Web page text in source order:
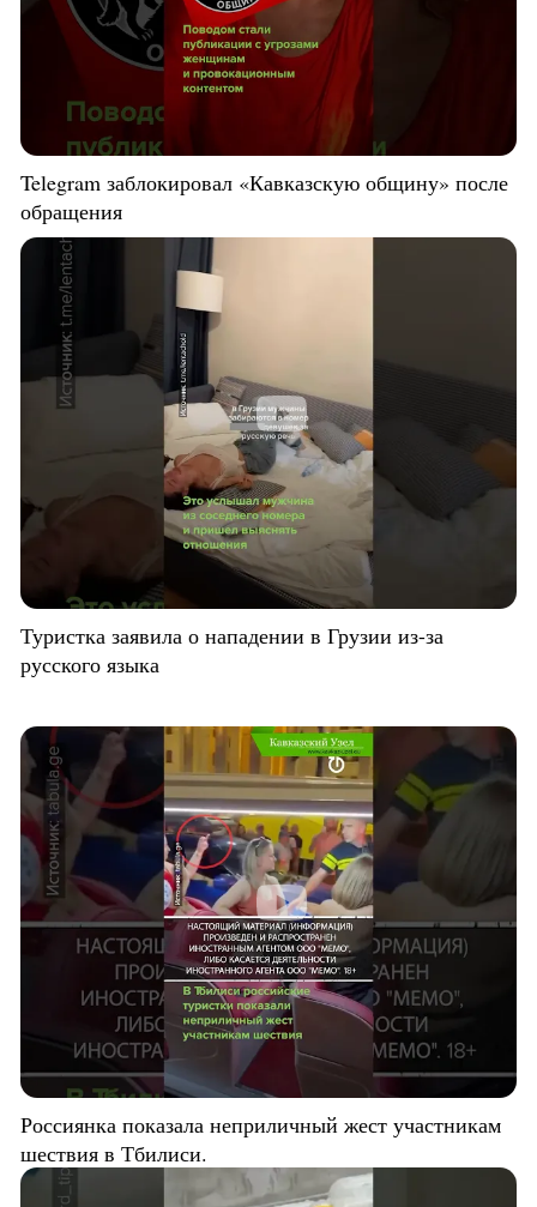
Telegram заблокировал «Кавказскую общину» после
обращения
Туристка заявила о нападении в Грузии из-за
русского языка
Россиянка показала неприличный жест участникам
шествия в Тбилиси.